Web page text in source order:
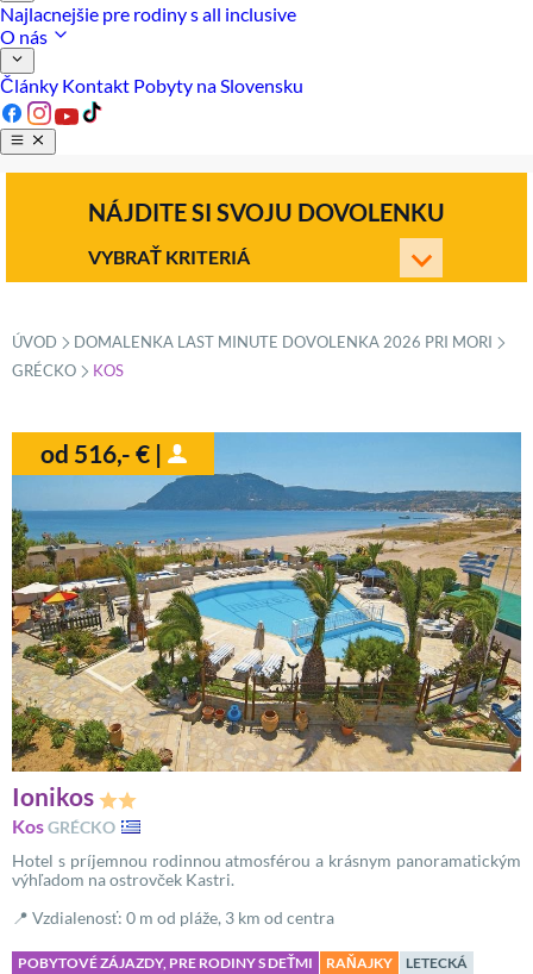
Najlacnejšie pre rodiny s all inclusive
O nás
Články Kontakt Pobyty na Slovensku
NÁJDITE SI SVOJU DOVOLENKU
VYBRAŤ KRITERIÁ
ÚVOD »
DOMALENKA LAST MINUTE DOVOLENKA 2026 PRI MORI
GRÉCKO »
KOS
od 516,- € |
Ionikos
KosGRÉCKO
Hotel s príjemnou rodinnou atmosférou a krásnym panoramatickým
výhľadom na ostrovček Kastri.
📍 Vzdialenosť: 0 m od pláže, 3 km od centra
POBYTOVÉ ZÁJAZDY, PRE RODINY S DEŤMI RAŇAJKY LETECKÁ